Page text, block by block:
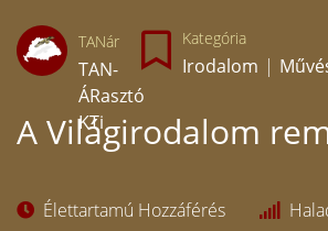
TANár
TAN-
ÁRasztó
KTi
Kategória
Irodalom |
A Világirodalom
Élettartamú Hozzáférés